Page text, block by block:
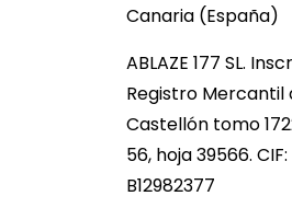
Canaria (España)
ABLAZE 177 SL.
Registro Mercantil
Castellón tomo
56, hoja 39566. CIF:
B12982377